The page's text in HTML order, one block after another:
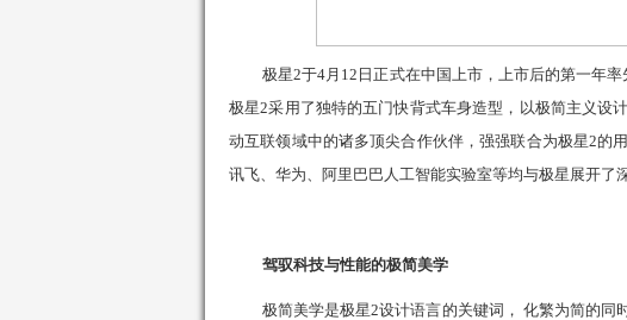
极星2于4月 12 日正式在中国上市，上市后的第一年
极星2采用了独特的五门快背式车身造型，以极简主义设
动互联领域中的诸多顶尖合作伙伴，强强联合为极星2的
讯飞、华为、阿里巴巴人工智能实验室等均与极星展开了
驾驭科技与性能的极简美学
极简美学是极星2设计语言的关键词， 化繁为简的同